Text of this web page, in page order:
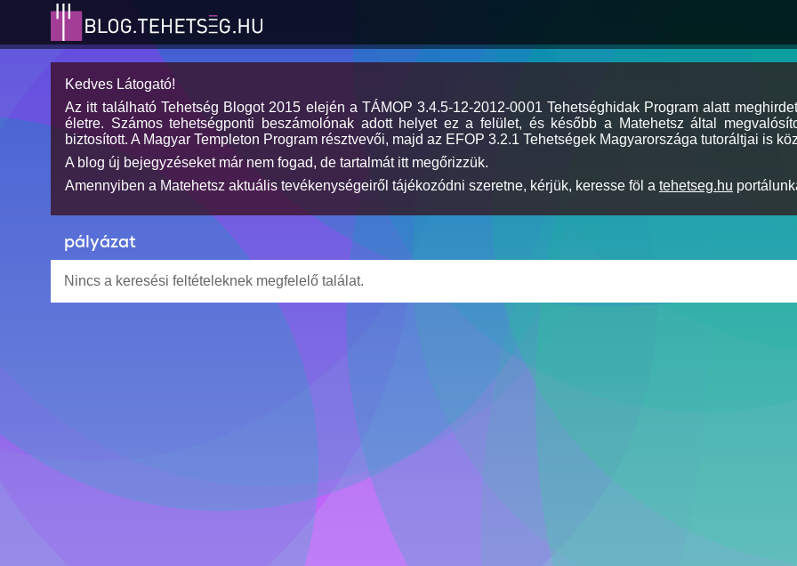
Kedves Látogató!
Az itt található Tehetség Blogot 2015 elején a TÁMOP 3.4.5-12-2012-0001 Tehetséghidak Program alatt
életre. Számos tehetségponti beszámolónak adott helyet ez a felület, és később a Matehetsz által
biztosított. A Magyar Templeton Program résztvevői, majd az EFOP 3.2.1 Tehetségek Magyarországa tutoráltjai is
A blog új bejegyzéseket már nem fogad, de tartalmát itt megőrizzük.
Amennyiben a Matehetsz aktuális tevékenységeiről tájékozódni szeretne, kérjük, keresse föl a tehetseg.hu
pályázat
Nincs a keresési feltételeknek megfelelő találat.